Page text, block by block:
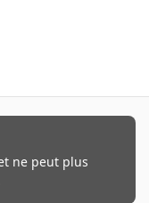
ne peut plus